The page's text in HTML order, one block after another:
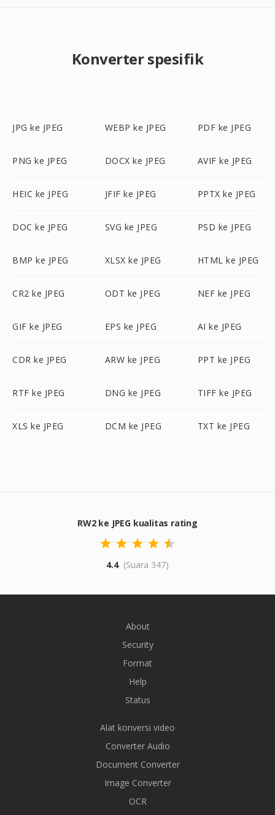
Konverter spesifik
JPG ke JPEG WEBP ke JPEG PDF ke JPEG
PNG ke JPEG DOCX ke JPEG AVIF ke JPEG
HEIC ke JPEG JFIF ke JPEG PPTX ke JPEG
DOC ke JPEG SVG ke JPEG PSD ke JPEG
BMP ke JPEG XLSX ke JPEG HTML ke JPEG
CR2 ke JPEG ODT ke JPEG NEF ke JPEG
GIF ke JPEG EPS ke JPEG AI ke JPEG
CDR ke JPEG ARW ke JPEG PPT ke JPEG
RTF ke JPEG DNG ke JPEG TIFF ke JPEG
XLS ke JPEG DCM ke JPEG TXT ke JPEG
RW2 ke JPEG kualitas rating
4.4 (Suara 347)
About
Security
Format
Help
Status
Alat konversi video
Converter Audio
Document Converter
Image Converter
OCR